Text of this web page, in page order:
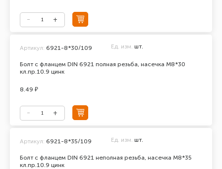
Болт с фланцем DIN 6921 полная резьба, насечка М8*30
кл.пр.10.9 цинк
Артикул: 6921-8*30/109 Ед. изм. шт.
8.49 ₽
Болт с фланцем DIN 6921 неполная резьба, насечка М8*35
кл.пр.10.9 цинк
Артикул: 6921-8*35/109 Ед. изм. шт.